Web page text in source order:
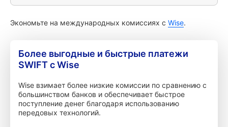
Экономьте на международных комиссиях с Wise.
Более выгодные и быстрые платежи
SWIFT с Wise
Wise взимает более низкие комиссии по сравнению с
большинством банков и обеспечивает быстрое
поступление денег благодаря использованию
передовых технологий.